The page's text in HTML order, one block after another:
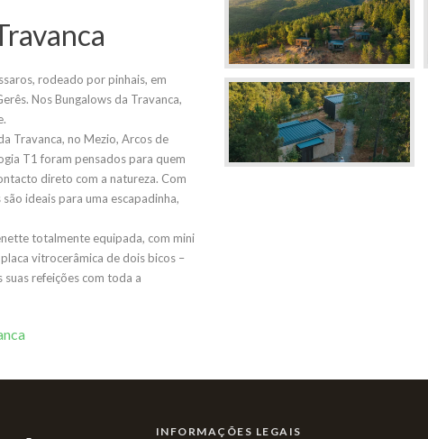
rodeado por pinhais, em
Nos Bungalows da Travanca,
Travanca, no Mezio, Arcos de
T1 foram pensados para quem
direto com a natureza. Com
ideais para uma escapadinha,
totalmente equipada, com mini
vitrocerâmica de dois bicos –
refeições com toda a
INFORMAÇÕES LEGAIS